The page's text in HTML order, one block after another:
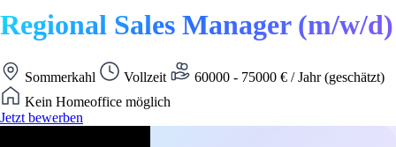
Regional Sales Manager (m/w/d)
Sommerkahl Vollzeit
60000 - 75000 € / Jahr (geschätzt)
Kein Homeoffice möglich
Jetzt bewerben